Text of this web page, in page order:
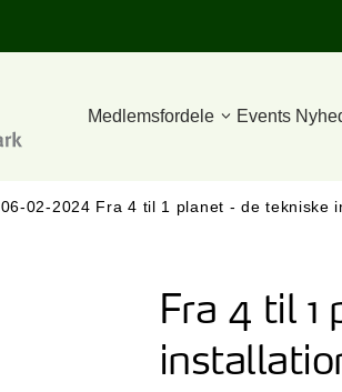
Medlemsfordele Events
06-02-2024 Fra 4 til 1 planet - de tekniske
Fra 4 til 1